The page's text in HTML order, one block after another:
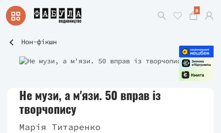
0
Нон-фікшн
Не музи, а м'язи. 50 вправ із
творчопису
Марія Титаренко